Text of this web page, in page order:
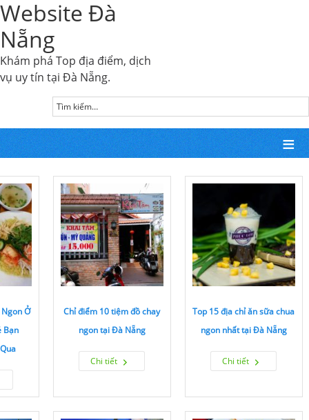
Website Đà
Nẵng
Khám phá Top địa điểm, dịch
vụ uy tín tại Đà Nẵng.
Ở
Bạn
Chỉ điểm 10 tiệm đồ chay
ngon tại Đà Nẵng
Chi tiết
Top 15 địa chỉ ăn sữa chua
ngon nhất tại Đà Nẵng
Chi tiết